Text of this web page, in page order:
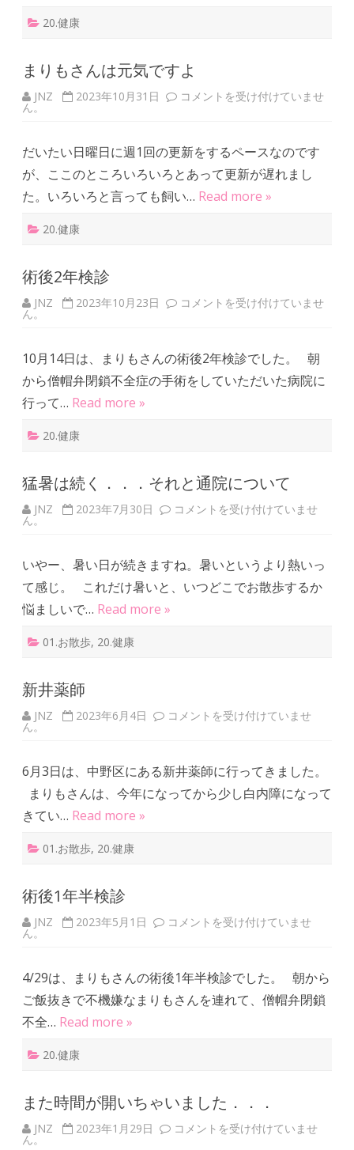
20.健康
まりもさんは元気ですよ
JNZ 2023年10月31日 ま
は
元
気
で
す
コメントを受け付けていませ
ん。
だいたい日曜日に週1回の更新をするペースなのです
が、ここのところいろいろとあって更新が遅れまし
た。いろいろと言っても飼い… Read more »
20.健康
術後2年検診
JNZ 2023年10月23日 術
診
は
コメントを受け付けていませ
ん。
10月14日は、まりもさんの術後2年検診でした。 朝
から僧帽弁閉鎖不全症の手術をしていただいた病院に
行って… Read more »
20.健康
猛暑は続く．．．それと通院について
JNZ 2023年7月30日 猛
．
．
．
そ
コメントを受け付けていませ
ん。
いやー、暑い日が続きますね。暑いというより熱いっ
て感じ。 これだけ暑いと、いつどこでお散歩するか
悩ましいで… Read more »
01.お散歩, 20.健康
新井薬師
JNZ 2023年6月4日 新
コメントを受け付けていませ
ん。
6月3日は、中野区にある新井薬師に行ってきました。
まりもさんは、今年になってから少し白内障になって
きてい… Read more »
01.お散歩, 20.健康
術後1年半検診
JNZ 2023年5月1日 術
検
診
は
コメントを受け付けていませ
ん。
4/29は、まりもさんの術後1年半検診でした。 朝から
ご飯抜きで不機嫌なまりもさんを連れて、僧帽弁閉鎖
不全… Read more »
20.健康
また時間が開いちゃいました．．．
JNZ 2023年1月29日 ま
コメントを受け付けていませ
ん。